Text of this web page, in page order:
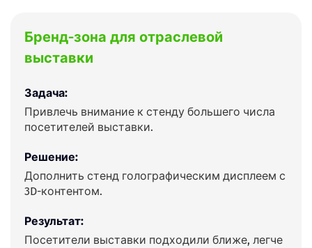
Бренд-зона для отраслевой
выставки
Задача:
Привлечь внимание к стенду большего числа
посетителей выставки.
Решение:
Дополнить стенд голографическим дисплеем с
3D-контентом.
Результат:
Посетители выставки подходили ближе, легче